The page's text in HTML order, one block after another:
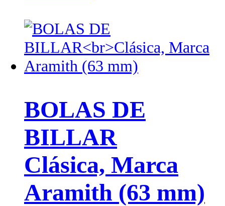
BOLAS DE
BILLAR
Clásica, Marca
Aramith (63 mm)